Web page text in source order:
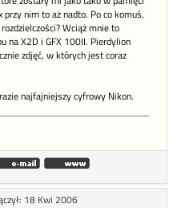
nim to aż nadto. Po co komuś,
Wciąż mnie to
na X2D i GFX 100II. Pierdylion
zdjęć, w których jest coraz
najfajniejszy cyfrowy Nikon.
18 Kwi 2006